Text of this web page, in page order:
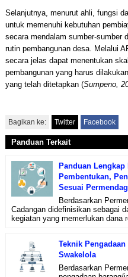
Selanjutnya, menurut ahli, fungsi
untuk memenuhi kebutuhan
secara mendalam sumber-sumber
rutin pembangunan desa. Melalui
secara jelas dapat menentukan
pembangunan yang harus
yang telah ditetapkan (Sumpeno,
Bagikan ke: Twitter Facebook
Panduan Terkait
Panduan Lengkap
Pembentukan,
Sesuai
Berdasarkan
Cadangan didefinisikan sebagai
kegiatan yang memerlukan dana
Teknik
Swakelola
Berdasarkan